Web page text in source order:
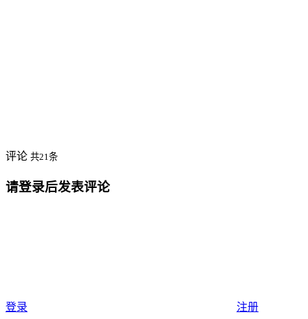
评论 共21条
请登录后发表评论
登录 注册